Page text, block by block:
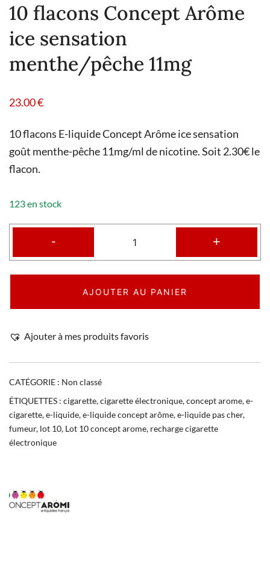
10 flacons Concept Arôme
ice sensation
menthe/pêche 11mg
23.00€
10 flacons E-liquide Concept Arôme ice sensation
goût menthe-pêche 11mg/ml de nicotine. Soit 2.30€ le
flacon.
123 en stock
- +
AJOUTER AU PANIER
Ajouter à mes produits favoris
CATÉGORIE : Non classé
ÉTIQUETTES : cigarette,cigarette électronique,concept arome,e-
cigarette,e-liquide,e-liquide concept arôme,e-liquide pas cher,
fumeur, lot 10, Lot 10 concept arome, recharge cigarette
électronique